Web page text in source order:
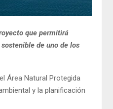
que permitirá
de uno de los
Área Natural Protegida
y la planificación